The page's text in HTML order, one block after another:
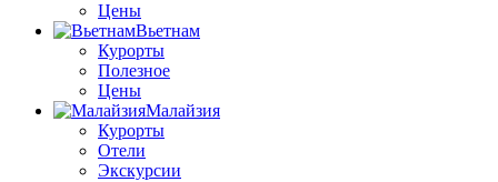
Цены
Вьетнам
Курорты
Полезное
Цены
Малайзия
Курорты
Отели
Экскурсии